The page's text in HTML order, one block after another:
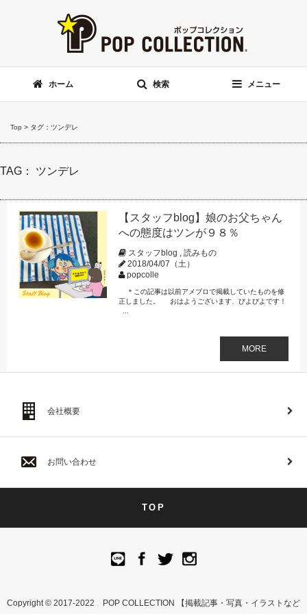
ホーム 検索 メニュー
Top > タグ：ツンデレ
TAG： ツンデレ
【スタッフblog】娘のお父ちゃん
への態度はツンが９８％
スタッフblog , 読みもの
2018/04/07（土）
popcolle
＊この記事は以前アメブロで掲載していたものを修
正しました。 おはようございます、びよびよです！
MORE
会社概要
お問い合わせ
TOP
Copyright © 2017-2022 POP COLLECTION 【掲載記事・写真・イラストなど